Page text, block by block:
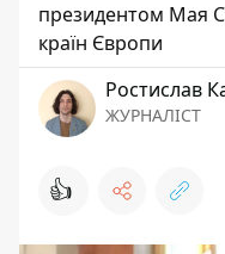
президентом Мая
країн Європи
Ростислав
ЖУРНАЛІСТ
👍